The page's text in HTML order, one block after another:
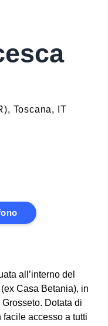
), Toscana, IT
all’interno del
Casa Betania), in
Dotata di
accesso a tutti